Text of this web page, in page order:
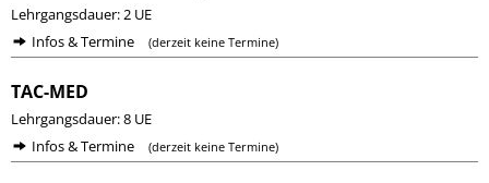
Lehrgangsdauer: 2 UE
Infos & Termine
(derzeit keine Termine)
TAC-MED
Lehrgangsdauer: 8 UE
Infos & Termine
(derzeit keine Termine)